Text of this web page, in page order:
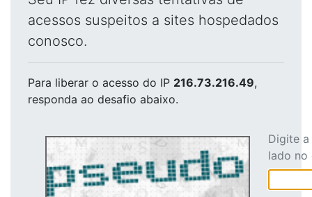
acessos suspeitos a sites hospedados
conosco.
Para liberar o acesso do IP 216.73.216.49,
responda ao desafio abaixo.
Digite
lado no